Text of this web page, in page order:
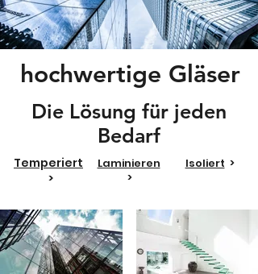
hochwertige Gläser
Die Lösung für jeden
Bedarf
Temperiert
>
Laminieren
>
Isoliert >